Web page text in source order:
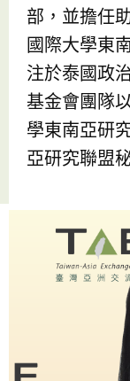
部，並擔任
國際大學東
注於泰國政
基金會團隊
學東南亞研
亞研究聯盟